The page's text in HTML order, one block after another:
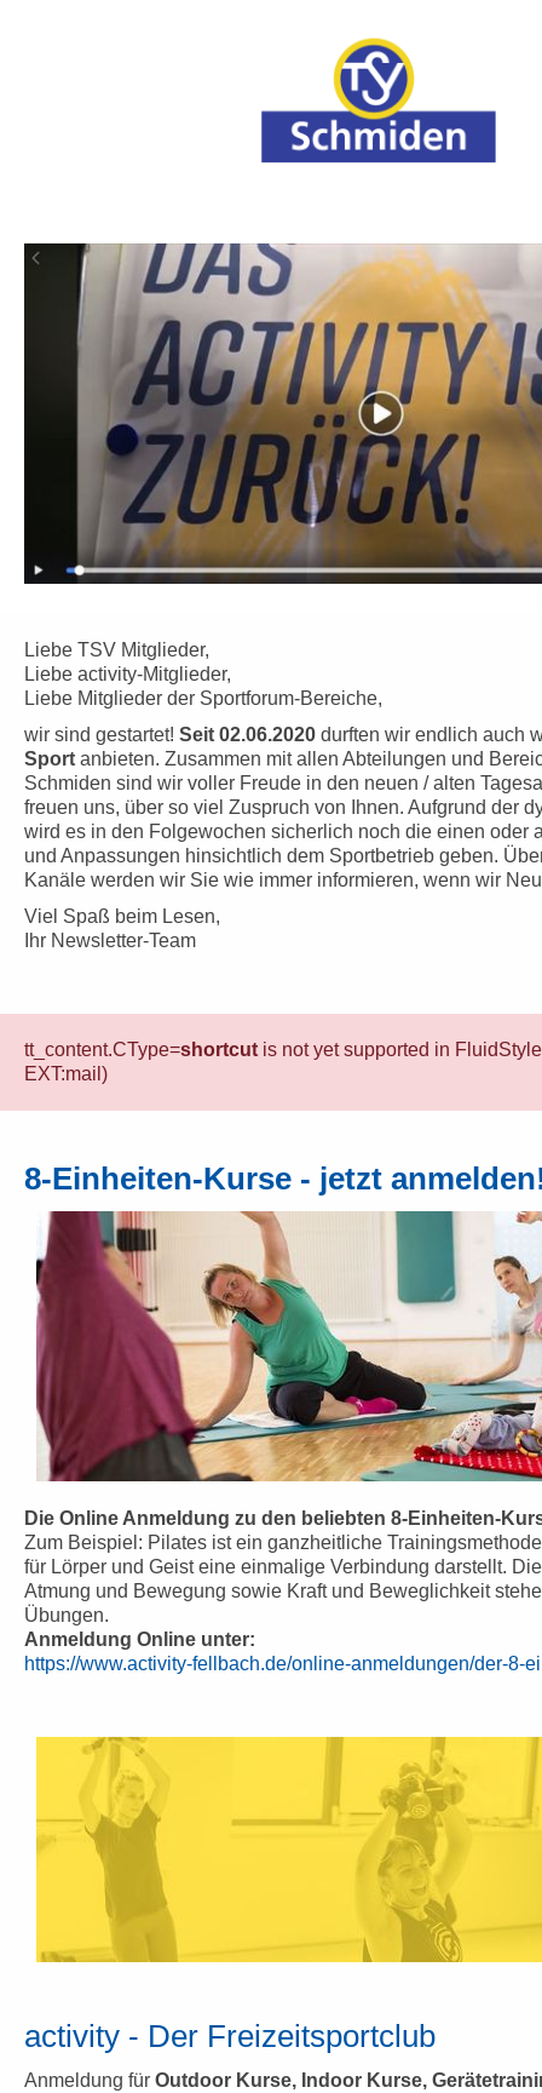
Liebe TSV Mitglieder,
Liebe activity-Mitglieder,
Liebe Mitglieder der Sportforum-Bereiche,
wir sind gestartet! Seit 02.06.2020 durften wir endlich auch
Sport anbieten. Zusammen mit allen Abteilungen und
Schmiden sind wir voller Freude in den neuen / alten
freuen uns, über so viel Zuspruch von Ihnen. Aufgrund der
wird es in den Folgewochen sicherlich noch die einen oder
und Anpassungen hinsichtlich dem Sportbetrieb geben.
Kanäle werden wir Sie wie immer informieren, wenn wir
Viel Spaß beim Lesen,
Ihr Newsletter-Team
tt_content.CType=shortcut is not yet supported in
EXT:mail)
8-Einheiten-Kurse - jetzt
Die Online Anmeldung zu den beliebten 8-Einheiten-
Zum Beispiel: Pilates ist ein ganzheitliche
für Lörper und Geist eine einmalige Verbindung darstellt.
Atmung und Bewegung sowie Kraft und Beweglichkeit
Übungen.
Anmeldung Online unter:
https://www.activity-fellbach.de/online-anmeldungen/der-8-
activity - Der Freizeitsportclub
Anmeldung für Outdoor Kurse, Indoor Kurse,